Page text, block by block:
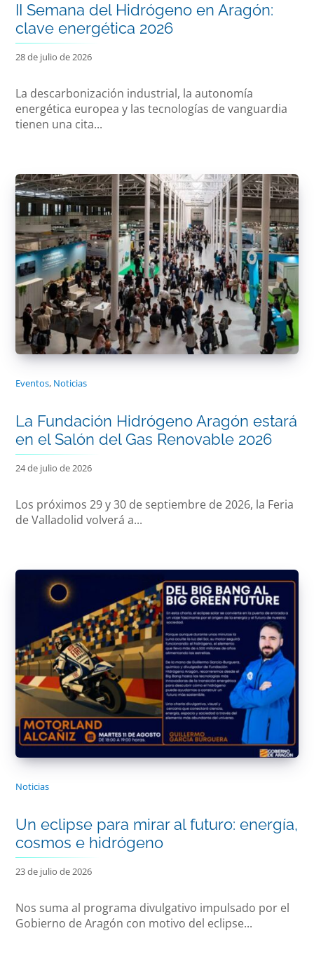
II Semana del Hidrógeno en Aragón:
clave energética 2026
28 de julio de 2026
La descarbonización industrial, la autonomía
energética europea y las tecnologías de vanguardia
tienen una cita...
Eventos, Noticias
La Fundación Hidrógeno Aragón estará
en el Salón del Gas Renovable 2026
24 de julio de 2026
Los próximos 29 y 30 de septiembre de 2026, la Feria
de Valladolid volverá a...
Noticias
Un eclipse para mirar al futuro: energía,
cosmos e hidrógeno
23 de julio de 2026
Nos suma al programa divulgativo impulsado por el
Gobierno de Aragón con motivo del eclipse...